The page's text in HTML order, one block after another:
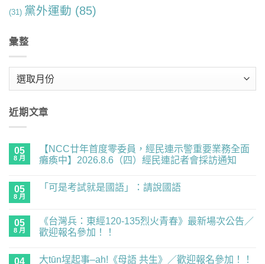
(31) 黨外運動 (85)
彙整
近期文章
05
8 月
【NCC廿年首度零委員，經民連示警重要業務全面
癱瘓中】2026.8.6（四）經民連記者會採訪通知
員，
連
05
8 月
「可是考試就是國語」：請說國語
考
試
就
語」：
言
05
8 月
《台灣兵：東經120-135烈火青春》最新場次公告／
歡迎報名參加！！
灣
留
04 大tūn埕起事–ah!《母語 共生》／歡迎報名參加！！